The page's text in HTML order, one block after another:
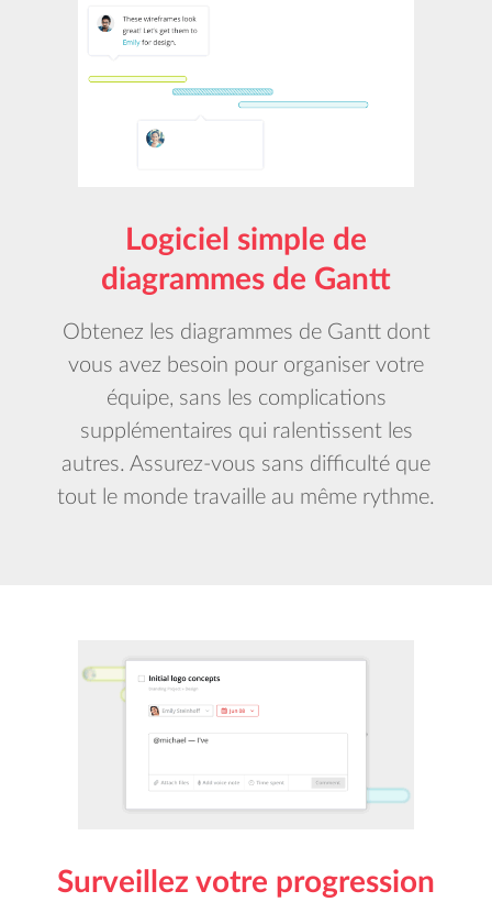
Logiciel simple de
diagrammes de Gantt
Obtenez les diagrammes de Gantt dont
vous avez besoin pour organiser votre
équipe, sans les complications
supplémentaires qui ralentissent les
autres. Assurez-vous sans difficulté que
tout le monde travaille au même rythme.
Surveillez votre progression